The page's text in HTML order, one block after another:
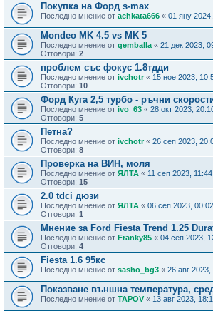
Покупка на Форд s-max
Последно мнение от achkata666 « 01 яну
Mondeo MK 4.5 vs MK 5
Последно мнение от gemballa« 21 дек 2023,
Отговори: 2
проблем със фокус 1.8тдди
Последно мнение от ivchotr« 15 ное 2023,
Отговори: 10
Форд Куга 2,5 турбо - ръчни
Последно мнение от ivo_63 « 28 окт 2023,
Отговори: 5
Петна?
Последно мнение от ivchotr« 26 сеп 2023,
Отговори: 8
Проверка на ВИН, моля
Последно мнение от ЯЛТА « 11 сеп 2023, 11:44
Отговори: 15
2.0 tdci дюзи
Последно мнение от ЯЛТА « 06 сеп 2023, 00:02
Отговори: 1
Мнение за Ford Fiesta Trend 1.25
Последно мнение от Franky85 « 04 сеп 2023,
Отговори: 4
Fiesta 1.6 95кс
Последно мнение от sasho_bg3 « 26 авг 2023,
Показване външна температура,
Последно мнение от TAPOV « 13 авг 2023,